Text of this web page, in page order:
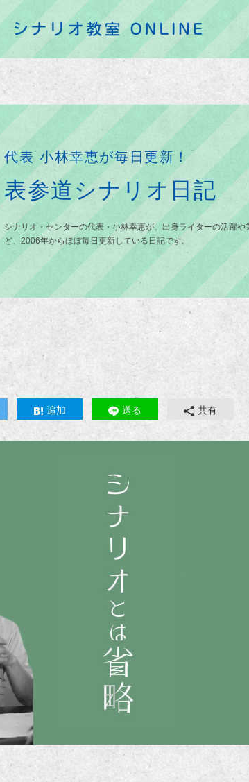
代表 小林幸恵が毎日更新！
表参道シナリオ日記
シナリオ・センターの代表・小林幸恵が、出身ライターの活躍や
ど、2006年からほぼ毎日更新している日記です。
追加 送る 共有